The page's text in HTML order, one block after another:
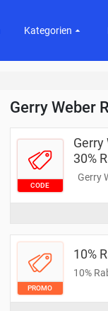
Kategorien
Gerry Weber
CODE
Gerry
30%
Gerry
PROMO
10%
10%